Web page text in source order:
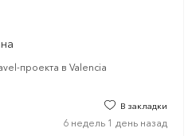
проекта в Valencia
В закладки
6 недель 1 день назад